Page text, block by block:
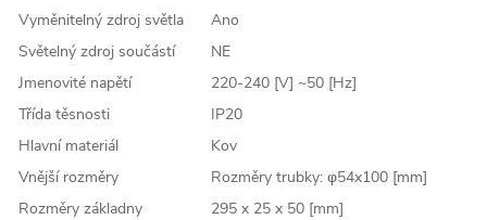
Vyměnitelný zdroj světla
Ano
Světelný zdroj součástí
NE
Jmenovité napětí
220-240 [V] ~50 [Hz]
Třída těsnosti
IP20
Hlavní materiál
Kov
Vnější rozměry
Rozměry trubky: φ54x100 [mm]
Rozměry základny
295 x 25 x 50 [mm]